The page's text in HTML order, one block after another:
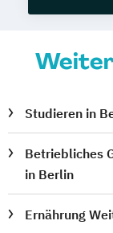
Studieren in
Betriebliches
in Berlin
Ernährung